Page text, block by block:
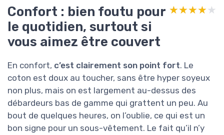
Confort : bien foutu pour
le quotidien, surtout si
vous aimez être couvert
★★★★★
★★★★★
En confort, c’est clairement son point fort. Le
coton est doux au toucher, sans être hyper soyeux
non plus, mais on est largement au-dessus des
débardeurs bas de gamme qui grattent un peu. Au
bout de quelques heures, on l’oublie, ce qui est un
bon signe pour un sous-vêtement. Le fait qu’il n’y